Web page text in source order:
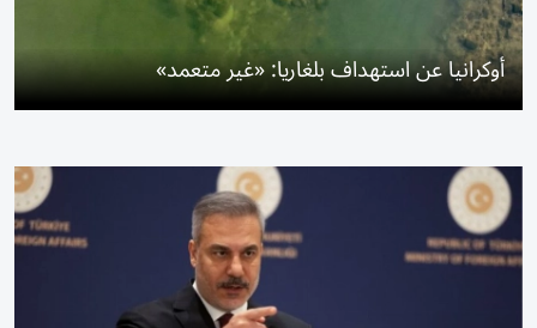
أوكرانيا عن استهداف بلغاريا: «غير متعمد»